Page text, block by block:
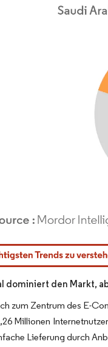
erfordert
dominiert den Markt,
zum Zentrum des E-
Millionen
Lieferung durch